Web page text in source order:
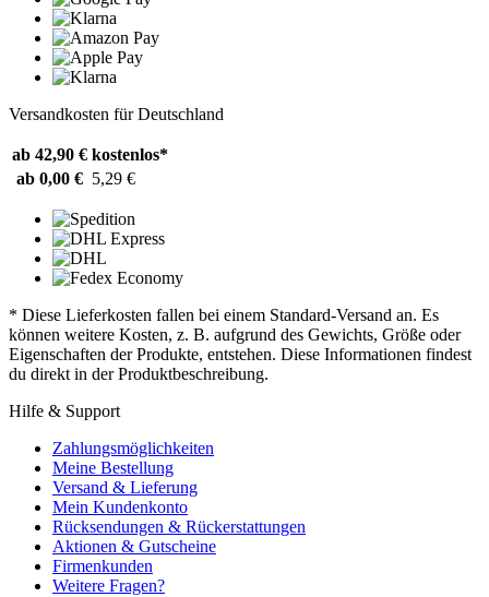
Versandkosten für Deutschland
ab 42,90 € kostenlos*
ab 0,00 € 5,29 €
* Diese Lieferkosten fallen bei einem Standard-Versand an. Es
können weitere Kosten, z. B. aufgrund des Gewichts, Größe oder
Eigenschaften der Produkte, entstehen. Diese Informationen findest
du direkt in der Produktbeschreibung.
Hilfe & Support
Zahlungsmöglichkeiten
Meine Bestellung
Versand & Lieferung
Mein Kundenkonto
Rücksendungen & Rückerstattungen
Aktionen & Gutscheine
Firmenkunden
Weitere Fragen?